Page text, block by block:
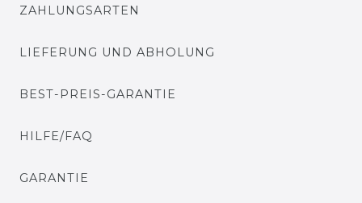
ZAHLUNGSARTEN
LIEFERUNG UND ABHOLUNG
BEST-PREIS-GARANTIE
HILFE/FAQ
GARANTIE